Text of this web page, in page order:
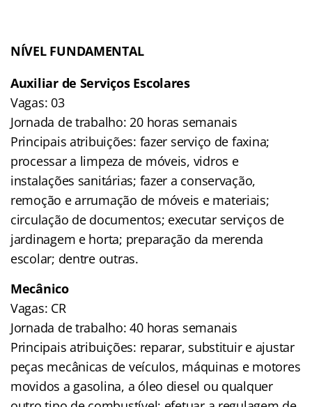
NÍVEL FUNDAMENTAL
Auxiliar de Serviços Escolares
Vagas: 03
Jornada de trabalho: 20 horas semanais
Principais atribuições: fazer serviço de faxina;
processar a limpeza de móveis, vidros e
instalações sanitárias; fazer a conservação,
remoção e arrumação de móveis e materiais;
circulação de documentos; executar serviços de
jardinagem e horta; preparação da merenda
escolar; dentre outras.
Mecânico
Vagas: CR
Jornada de trabalho: 40 horas semanais
Principais atribuições: reparar, substituir e ajustar
peças mecânicas de veículos, máquinas e motores
movidos a gasolina, a óleo diesel ou qualquer